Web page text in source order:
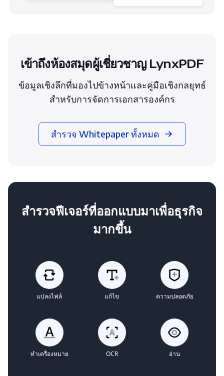
เข้าถึงห้องสมุดผู้เชี่ยวชาญ LynxPDF
ข้อมูลเชิงลึกที่มองไปข้างหน้าและคู่มือเชิงกลยุทธ์
สำหรับการจัดการเอกสารองค์กร
สำรวจ Whitepaper ทั้งหมด
สำรวจฟีเจอร์ที่ออกแบบมาเพื่อธุรกิจ
มากขึ้น
แปลงไฟล์ แก้ไข ความปลอดภัย
ทำเครื่องหมาย OCR อ่าน